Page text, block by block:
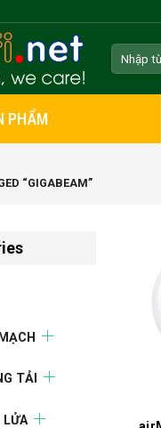
PHẨM
“GIGABEAM”
TẢI
LỬA